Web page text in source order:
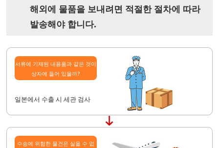
해외에 물품을 보내려면 적절한 절차에 따라
발송해야 합니다.
서류에 기재된 내용품과 같은 것이
상자에 들어 있을까?
일본에서 수출 시 세관 검사
수송에 위험한 물건은 실을 수 없